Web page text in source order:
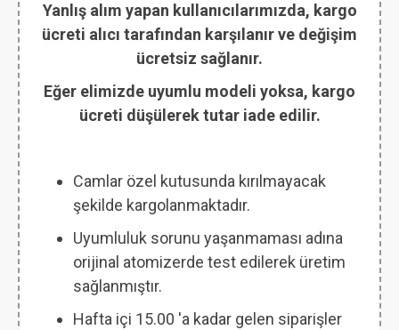
Yanlış alım yapan kullanıcılarımızda, kargo
ücreti alıcı tarafından karşılanır ve değişim
ücretsiz sağlanır.
Eğer elimizde uyumlu modeli yoksa, kargo
ücreti düşülerek tutar iade edilir.
Camlar özel kutusunda kırılmayacak
şekilde kargolanmaktadır.
Uyumluluk sorunu yaşanmaması adına
orijinal atomizerde test edilerek üretim
sağlanmıştır.
Hafta içi 15.00 'a kadar gelen siparişler